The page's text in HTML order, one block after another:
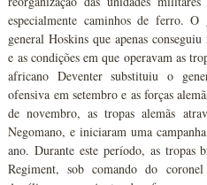
especialmente caminhos de ferro.
general Hoskins que apenas
e as condições em que operavam as
africano Deventer substituiu o
ofensiva em setembro e as forças
de novembro, as tropas alemãs
Negomano, e iniciaram uma
ano. Durante este período, as tropas
Regiment, sob comando do